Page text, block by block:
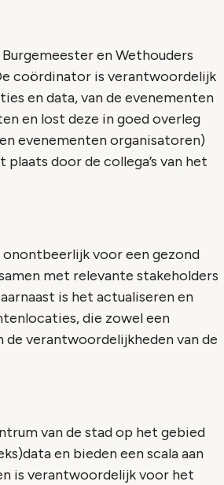
en Wethouders
coördinator is verantwoordelijk
en data, van de evenementen
en lost deze in goed overleg
evenementen organisatoren)
door de collega’s van het
voor een gezond
met relevante stakeholders
is het actualiseren en
die zowel een
verantwoordelijkheden van de
van de stad op het gebied
en bieden een scala aan
is verantwoordelijk voor het